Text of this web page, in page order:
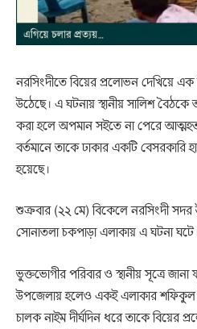
নরসিংদীতে বিয়ের প্রলোভন দেখিয়ে
উঠেছে। এ ঘটনায় স্থানীয় সালিশ বৈঠকে
করা হলে অপমান সইতে না পেরে
বর্তমানে তাকে ঢাকার একটি বেসরকারি
হয়েছে।
শুক্রবার (২২ মে) বিকেলে নরসিংদী
সোনাতলা চকপাড়া এলাকায় এ ঘটনা
ভুক্তভোগীর পরিবার ও স্থানীয় সূত্রে
উপজেলায় হলেও একই এলাকার শফিকুল
চালক নাইম দীর্ঘদিন ধরে তাকে বিয়ের